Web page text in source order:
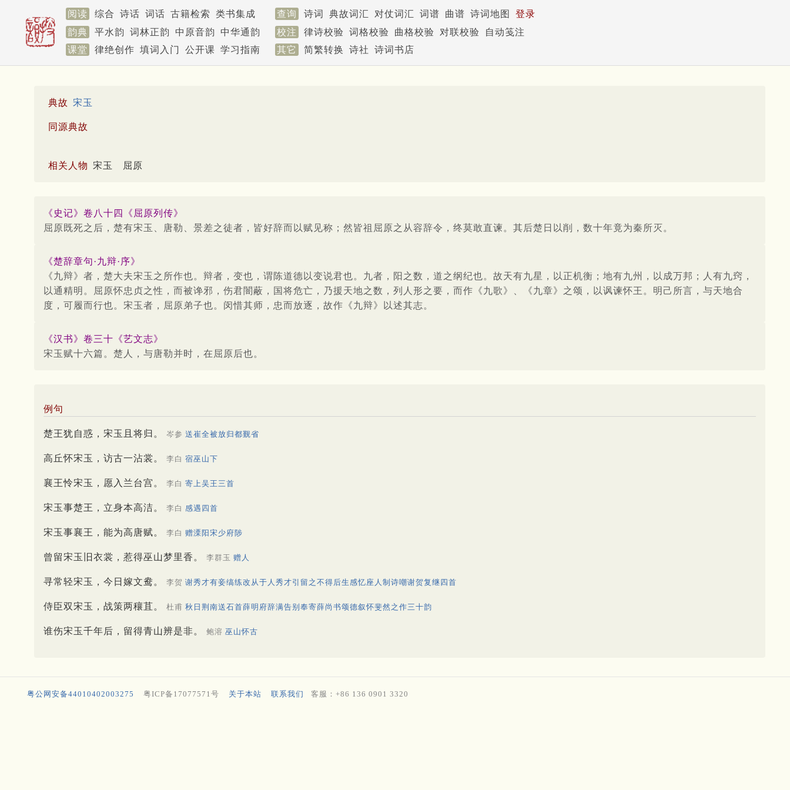
阅读 综合 诗话 词话 古籍检索 类书集成 查询 诗词 典故词汇 对仗词汇 词谱 曲谱 诗词地图
登录
韵典
平水韵 词林正韵 中原音韵 中华通韵 校注 律诗校验 词格校验 曲格校验 对联校验
自动笺注
课堂
律绝创作 填词入门 公开课 学习指南 其它 简繁转换 诗社 诗词书店
典故 宋玉
同源典故
相关人物 宋玉 屈原
《史记》卷八十四《屈原列传》
屈原既死之后，楚有宋玉、唐勒、景差之徒者，皆好辞而以赋见称；然皆祖屈原之从容辞令，终莫敢直谏。其后楚日以削，数十年竟为秦所灭。
《楚辞章句·九辩·序》
《九辩》者，楚大夫宋玉之所作也。辩者，变也，谓陈道德以变说君也。九者，阳之数，道之纲纪也。故天有九星，以正机衡；地有九州，以成万邦；人有九窍，
以通精明。屈原怀忠贞之性，而被谗邪，伤君闇蔽，国将危亡，乃援天地之数，列人形之要，而作《九歌》、《九章》之颂，以讽谏怀王。明己所言，与天地合
度，可履而行也。宋玉者，屈原弟子也。闵惜其师，忠而放逐，故作《九辩》以述其志。
《汉书》卷三十《艺文志》
宋玉赋十六篇。楚人，与唐勒并时，在屈原后也。
例句
楚王犹自惑，宋玉且将归。 岑参 送崔全被放归都觐省
高丘怀宋玉，访古一沾裳。 李白 宿巫山下
襄王怜宋玉，愿入兰台宫。 李白 寄上吴王三首
宋玉事楚王，立身本高洁。 李白 感遇四首
宋玉事襄王，能为高唐赋。 李白 赠溧阳宋少府陟
曾留宋玉旧衣裳，惹得巫山梦里香。 李群玉 赠人
寻常轻宋玉，今日嫁文鸯。 李贺 谢秀才有妾缟练改从于人秀才引留之不得后生感忆座人制诗嘲谢贺复继四首
侍臣双宋玉，战策两穰苴。 杜甫 秋日荆南送石首薛明府辞满告别奉寄薛尚书颂德叙怀斐然之作三十韵
谁伤宋玉千年后，留得青山辨是非。 鲍溶 巫山怀古
粤公网安备44010402003275 粤ICP备17077571号 关于本站 联系我们 客服：+86 136 0901 3320